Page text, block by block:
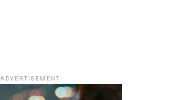
ADVERTISEMENT